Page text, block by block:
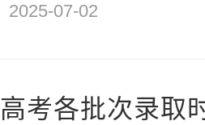
2025-07-02
考各批次录取